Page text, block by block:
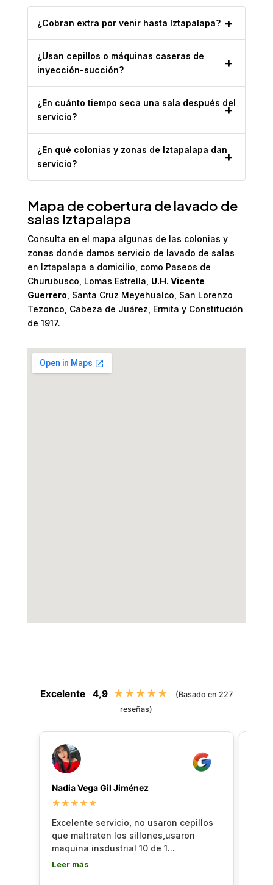
¿Cobran extra por venir hasta Iztapalapa?
¿Usan cepillos o máquinas caseras de
inyección-succión?
¿En cuánto tiempo seca una sala después del
servicio?
¿En qué colonias y zonas de Iztapalapa dan
servicio?
Mapa de cobertura de lavado de
salas Iztapalapa
Consulta en el mapa algunas de las colonias y
zonas donde damos servicio de lavado de salas
en Iztapalapa a domicilio, como Paseos de
Churubusco, Lomas Estrella, U.H. Vicente
Guerrero , Santa Cruz Meyehualco, San Lorenzo
Tezonco, Cabeza de Juárez, Ermita y Constitución
de 1917.
Excelente 4,9 ★★★★★
(Basado en 227
reseñas)
Nadia Vega Gil Jiménez
★★★★★
Excelente servicio, no usaron cepillos
que maltraten los sillones,usaron
maquina insdustrial 10 de 1...
Leer más